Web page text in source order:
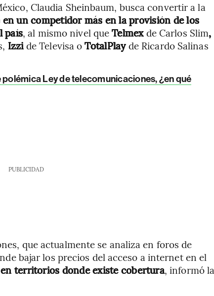
Claudia Sheinbaum, busca convertir a la
un competidor más en la provisión de los
país, al mismo nivel queTelmexde Carlos Slim,
Izzide Televisa oTotalPlayde Ricardo Salinas
Ley de telecomunicaciones, ¿en qué
PUBLICIDAD
que actualmente se analiza en foros de
bajar los precios del acceso a internet en el
en territorios donde existe cobertura, informó la